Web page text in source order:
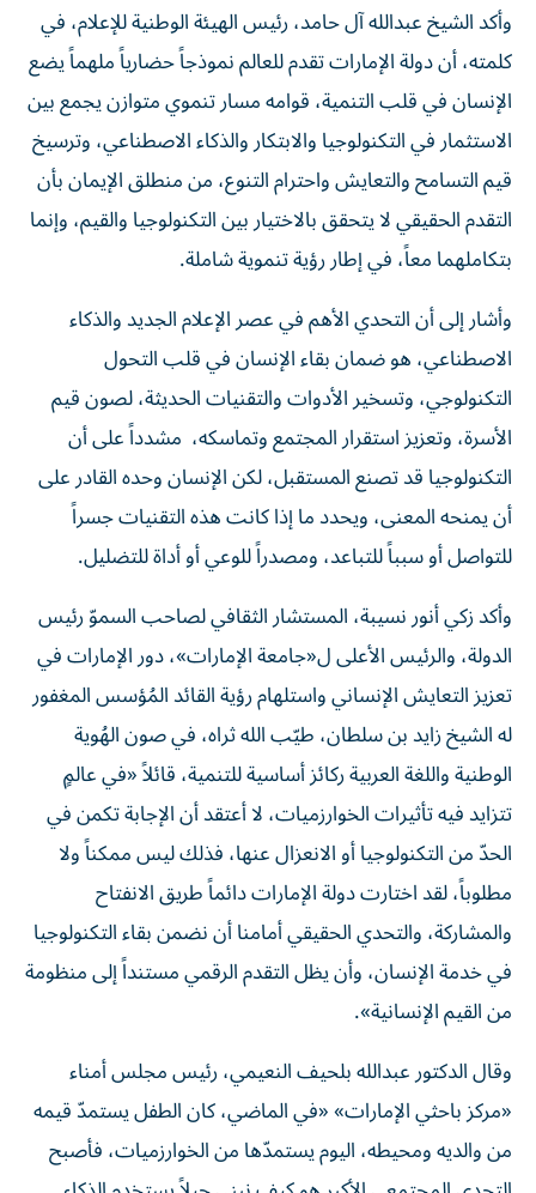
وأكد الشيخ عبدالله آل حامد، رئيس الهيئة الوطنية للإعلام، في
كلمته، أن دولة الإمارات تقدم للعالم نموذجاً حضارياً ملهماً يضع
الإنسان في قلب التنمية، قوامه مسار تنموي متوازن يجمع بين
الاستثمار في التكنولوجيا والابتكار والذكاء الاصطناعي، وترسيخ
قيم التسامح والتعايش واحترام التنوع، من منطلق الإيمان بأن
التقدم الحقيقي لا يتحقق بالاختيار بين التكنولوجيا والقيم، وإنما
بتكاملهما معاً، في إطار رؤية تنموية شاملة.
وأشار إلى أن التحدي الأهم في عصر الإعلام الجديد والذكاء
الاصطناعي، هو ضمان بقاء الإنسان في قلب التحول
التكنولوجي، وتسخير الأدوات والتقنيات الحديثة، لصون قيم
الأسرة، وتعزيز استقرار المجتمع وتماسكه، مشدداً على أن
التكنولوجيا قد تصنع المستقبل، لكن الإنسان وحده القادر على
أن يمنحه المعنى، ويحدد ما إذا كانت هذه التقنيات جسراً
للتواصل أو سبباً للتباعد، ومصدراً للوعي أو أداة للتضليل.
وأكد زكي أنور نسيبة، المستشار الثقافي لصاحب السموّ رئيس
الدولة، والرئيس الأعلى ل«جامعة الإمارات»، دور الإمارات في
تعزيز التعايش الإنساني واستلهام رؤية القائد المُؤسس المغفور
له الشيخ زايد بن سلطان، طيّب الله ثراه، في صون الهُوية
الوطنية واللغة العربية ركائز أساسية للتنمية، قائلاً «في عالمٍ
تتزايد فيه تأثيرات الخوارزميات، لا أعتقد أن الإجابة تكمن في
الحدّ من التكنولوجيا أو الانعزال عنها، فذلك ليس ممكناً ولا
مطلوباً، لقد اختارت دولة الإمارات دائماً طريق الانفتاح
والمشاركة، والتحدي الحقيقي أمامنا أن نضمن بقاء التكنولوجيا
في خدمة الإنسان، وأن يظل التقدم الرقمي مستنداً إلى منظومة
من القيم الإنسانية».
وقال الدكتور عبدالله بلحيف النعيمي، رئيس مجلس أمناء
«مركز باحثي الإمارات» «في الماضي، كان الطفل يستمدّ قيمه
من والديه ومحيطه، اليوم يستمدّها من الخوارزميات، فأصبح